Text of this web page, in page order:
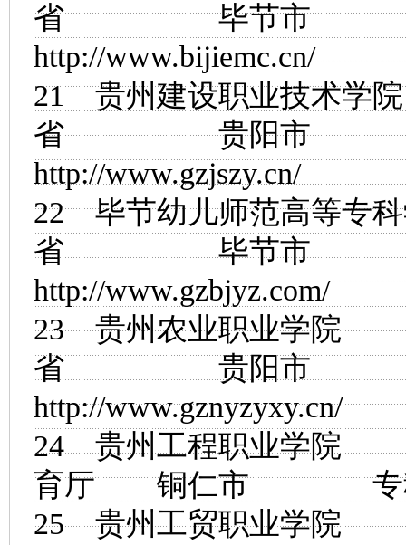
省 毕节
http://www.bijiemc.cn/
21贵州建设职业技术学院
省 贵阳
http://www.gzjszy.cn/
22毕节幼儿师范高等专
省 毕节
http://www.gzbjyz.com/
23贵州农业职业学院
省 贵阳
http://www.gznyzyxy.cn/
24贵州工程职业学院
育厅 铜仁
25贵州工贸职业学院